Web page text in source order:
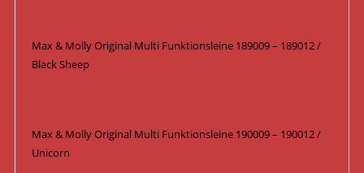
Max & Molly Original Multi Funktionsleine 189009 – 189012 /
Black Sheep
Max & Molly Original Multi Funktionsleine 190009 – 190012 /
Unicorn